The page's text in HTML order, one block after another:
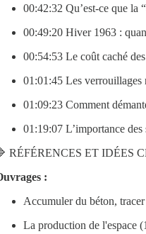
00:42:32 Qu’est-ce que la
00:49:20 Hiver 1963 :
00:54:53 Le coût caché
01:01:45 Les verrouillages
01:09:23 Comment
01:19:07 L’importance des
RÉFÉRENCES ET IDÉES
:
Accumuler du béton,
La production de l'espace